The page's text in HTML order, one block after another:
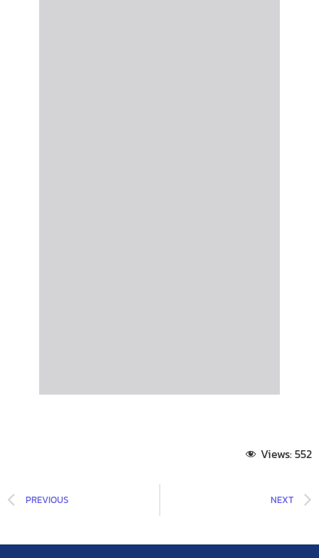
Views:552
PREVIOUS NEXT